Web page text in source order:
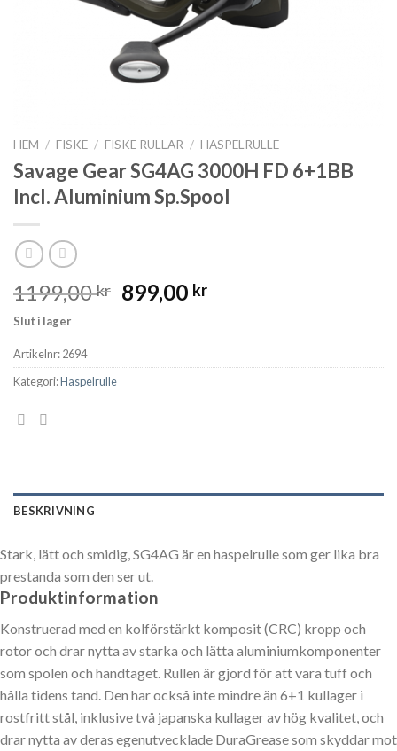
HEM / FISKE / FISKE RULLAR / HASPELRULLE
Savage Gear SG4AG 3000H FD 6+1BB
Incl. Aluminium Sp.Spool
1199,00kr Det
ursprungliga
priset
1199,00 kr.
899,00 krDet
priset
899,00 kr.
Slut i lager
Artikelnr:2694
Kategori:Haspelrulle
BESKRIVNING
Stark, lätt och smidig, SG4AG är en haspelrulle som ger lika bra
prestanda som den ser ut.
Produktinformation
Konstruerad med en kolförstärkt komposit (CRC) kropp och
rotor och drar nytta av starka och lätta aluminiumkomponenter
som spolen och handtaget. Rullen är gjord för att vara tuff och
hålla tidens tand. Den har också inte mindre än 6+1 kullager i
rostfritt stål, inklusive två japanska kullager av hög kvalitet, och
drar nytta av deras egenutvecklade DuraGrease som skyddar mot